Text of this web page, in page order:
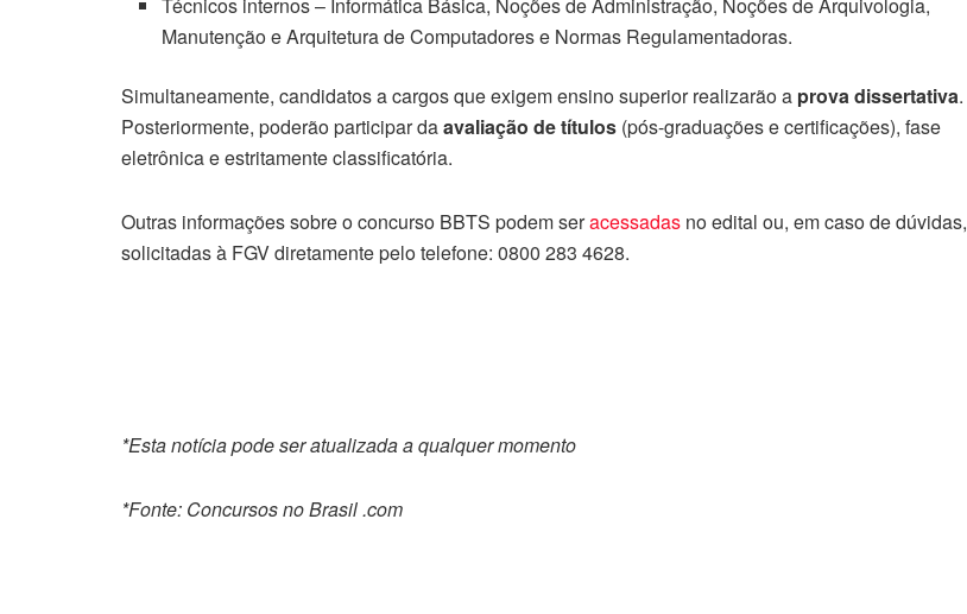
Técnicos internos – Informática Básica, Noções de Administração, Noções de Arquivologia,
Manutenção e Arquitetura de Computadores e Normas Regulamentadoras.
Simultaneamente, candidatos a cargos que exigem ensino superior realizarão a prova dissertativa.
Posteriormente, poderão participar daavaliação de títulos (pós-graduações e certificações), fase
eletrônica e estritamente classificatória.
Outras informações sobre o concurso BBTS podem seracessadas no edital ou, em caso de dúvidas,
solicitadas à FGV diretamente pelo telefone: 0800 283 4628.
*Esta notícia pode ser atualizada a qualquer momento
*Fonte: Concursos no Brasil .com